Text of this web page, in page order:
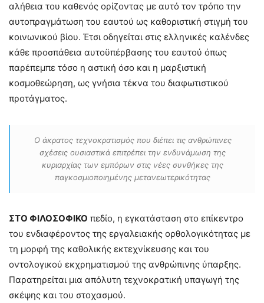
αλήθεια του καθενός ορίζοντας με αυτό τον τρόπο την
αυτοπραγμάτωση του εαυτού ως καθοριστική στιγμή του
κοινωνικού βίου. Έτσι οδηγείται στις ελληνικές καλένδες
κάθε προσπάθεια αυτοϋπέρβασης του εαυτού όπως
παρέπεμπε τόσο η αστική όσο και η μαρξιστική
κοσμοθεώρηση, ως γνήσια τέκνα του διαφωτιστικού
προτάγματος.
Ο άκρατος τεχνοκρατισμός που διέπει τις ανθρώπινες
σχέσεις ουσιαστικά επιτρέπει την ενδυνάμωση της
κυριαρχίας των εμπόρων στις νέες συνθήκες της
παγκοσμιοποιημένης μετανεωτερικότητας
ΣΤΟ ΦΙΛΟΣΟΦΙΚΟ πεδίο, η εγκατάσταση στο επίκεντρο
του ενδιαφέροντος της εργαλειακής ορθολογικότητας με
τη μορφή της καθολικής εκτεχνίκευσης και του
οντολογικού εκχρηματισμού της ανθρώπινης ύπαρξης.
Παρατηρείται μια απόλυτη τεχνοκρατική υπαγωγή της
σκέψης και του στοχασμού.